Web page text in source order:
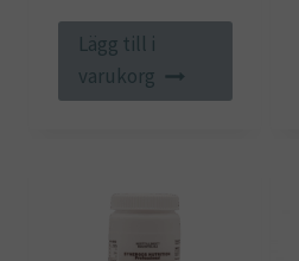
Lägg till i
varukorg